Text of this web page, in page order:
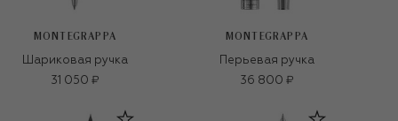
MONTEGRAPPA
Шариковая ручка
31 050 ₽
MONTEGRAPPA
Перьевая ручка
36 800 ₽